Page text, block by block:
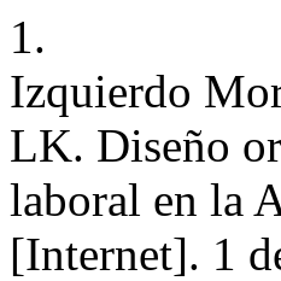
1.
Izquierdo
LK. Diseño
laboral en la
[Internet]. 1